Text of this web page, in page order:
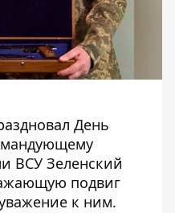
День
ВСУ Зеленский
подвиг
к ним.